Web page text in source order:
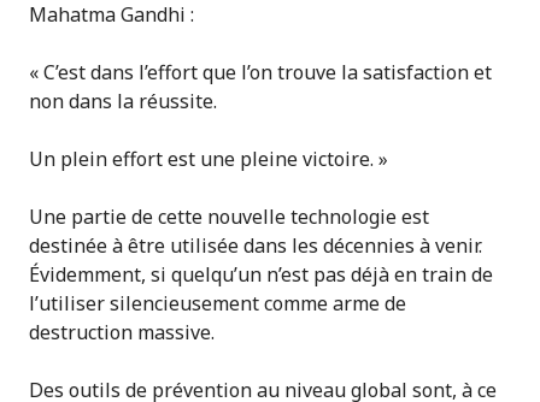
Mahatma Gandhi :
« C’est dans l’effort que l’on trouve la satisfaction et
non dans la réussite.
Un plein effort est une pleine victoire. »
Une partie de cette nouvelle technologie est
destinée à être utilisée dans les décennies à venir.
Évidemment, si quelqu’un n’est pas déjà en train de
l’utiliser silencieusement comme arme de
destruction massive.
Des outils de prévention au niveau global sont, à ce